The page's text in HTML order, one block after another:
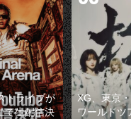
トライブが
て生配信決
XG、東京
ワールドツ